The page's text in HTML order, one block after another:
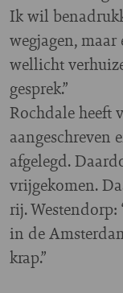
Ik wil
wegjagen,
wellicht
gesprek.”
Rochdale heeft
aangeschreven
afgelegd.
vrijgekomen.
rij.
in de
krap.”